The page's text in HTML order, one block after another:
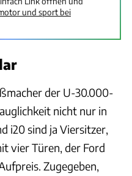
und sport bei
der U-30.000-
nicht nur in
i20 sind ja Viersitzer,
vier Türen, der Ford
Zugegeben,